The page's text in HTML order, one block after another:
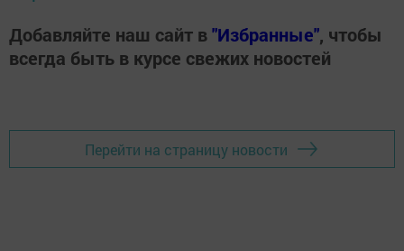
Добавляйте наш сайт в"Избранные", чтобы
всегда быть в курсе свежих новостей
Перейти на страницу новости